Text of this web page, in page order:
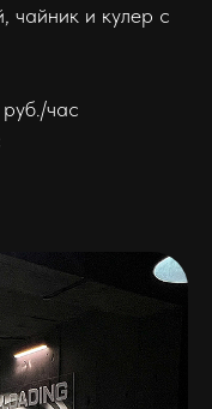
чайник и кулер с
час